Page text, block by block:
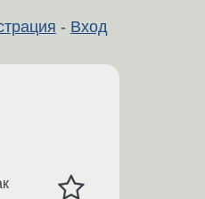
- Вход